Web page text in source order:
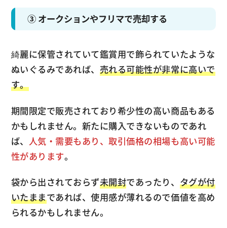
③ オークションやフリマで売却する
綺麗に保管されていて鑑賞用で飾られていたような
ぬいぐるみであれば、 売れる可能性が非常に高いで
す。
期間限定で販売されており希少性の高い商品もある
かもしれません。新たに購入できないものであれ
ば、 人気・需要もあり、取引価格の相場も高い可能
性があります。
袋から出されておらず未開封であったり、 タグが付
いたままであれば、使用感が薄れるので価値を高め
られるかもしれません。